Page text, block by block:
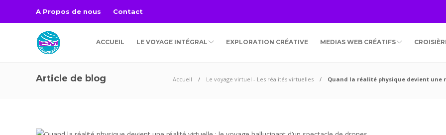
A Propos de nous Contact
ACCUEIL LE VOYAGE INTÉGRAL EXPLORATION CRÉATIVE MEDIAS WEB CRÉATIFS
Article de blog Accueil Le voyage virtuel - Les réalités virtuelles Quand la réalité physique devient une